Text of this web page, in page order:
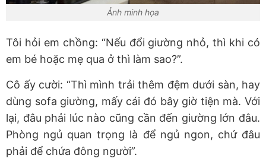
Ảnh minh họa
Tôi hỏi em chồng: “Nếu đổi giường nhỏ, thì khi có
em bé hoặc mẹ qua ở thì làm sao?”.
Cô ấy cười: “Thì mình trải thêm đệm dưới sàn, hay
dùng sofa giường, mấy cái đó bây giờ tiện mà. Với
lại, đâu phải lúc nào cũng cần đến giường lớn đâu.
Phòng ngủ quan trọng là để ngủ ngon, chứ đâu
phải để chứa đông người”.